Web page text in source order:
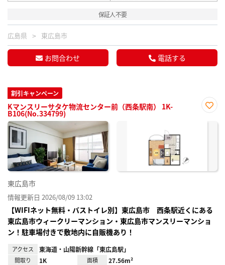
保証人不要
広島県 東広島市
お問合わせ 電話する
割引キャンペーン
Kマンスリーサタケ物流センター前（西条駅南） 1K-
B106(No.334799)
に入
東広島市
情報更新日 2026/08/09 13:02
【WIFIネット無料・バストイレ別】東広島市 西条駅近くにある
東広島市ウィークリーマンション・東広島市マンスリーマンショ
ン！駐車場付きで敷地内に自販機あり！
アクセス 東海道・山陽新幹線「東広島駅」
間取り 1K 面積 27.56m²